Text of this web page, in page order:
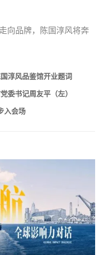
向品牌，陈国淳风将奔
淳风品鉴馆开业题词
委书记周友平（左）
入会场